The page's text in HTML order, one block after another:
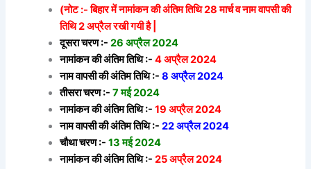
(नोट :- बिहार में नामांकन की अंतिम तिथि 28 मार्च व नाम वापसी की
तिथि 2 अप्रैल रखी गयी है |
दूसरा चरण :-26 अप्रैल 2024
नामांकन की अंतिम तिथि :-4 अप्रैल 2024
नाम वापसी की अंतिम तिथि :- 8 अप्रैल 2024
तीसरा चरण :-7 मई 2024
नामांकन की अंतिम तिथि :-19 अप्रैल 2024
नाम वापसी की अंतिम तिथि :-22 अप्रैल 2024
चौथा चरण :- 13 मई 2024
नामांकन की अंतिम तिथि :- 25 अप्रैल 2024